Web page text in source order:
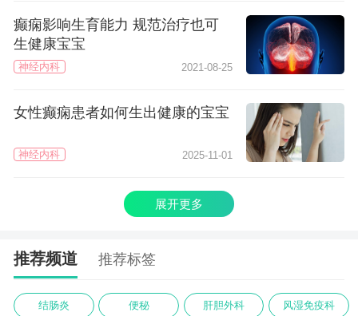
癫痫影响生育能力 规范治疗也可
生健康宝宝
神经内科 2021-08-25
女性癫痫患者如何生出健康的宝宝
神经内科 2025-11-01
展开更多
推荐频道 推荐标签
结肠炎 便秘 肝胆外科 风湿免疫科